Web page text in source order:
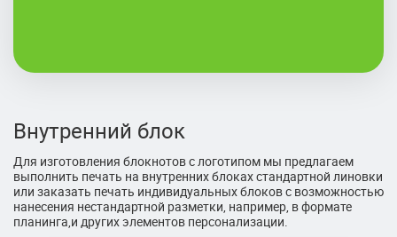
Внутренний блок
Для изготовления блокнотов с логотипом мы предлагаем
выполнить печать на внутренних блоках стандартной линовки
или заказать печать индивидуальных блоков с возможностью
нанесения нестандартной разметки, например, в формате
планинга,и других элементов персонализации.